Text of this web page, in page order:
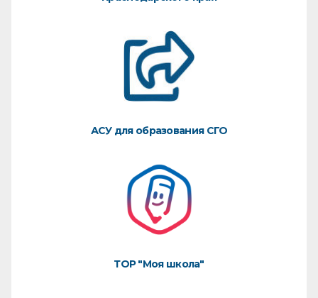
АСУ для образования СГО
ТОР "Моя школа"